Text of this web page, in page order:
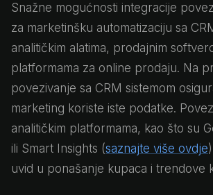
Snažne mogućnosti integracije
za marketinšku automatizaciju sa
analitičkim alatima, prodajnim
platformama za online prodaju. Na
povezivanje sa CRM sistemom
marketing koriste iste podatke.
analitičkim platformama, kao što su
ili Smart Insights (saznajte više ovdje
uvid u ponašanje kupaca i trendove